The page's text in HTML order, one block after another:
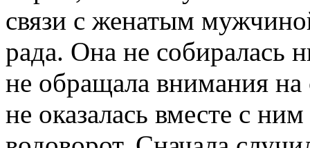
связи с женатым
рада. Она не собиралась
не обращала внимания на
не оказалась вместе с